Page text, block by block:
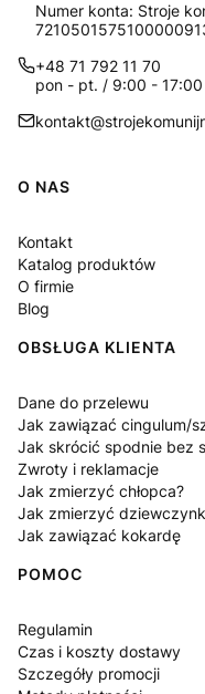
Numer konta: Stroje
+48 71 792 11 70
pon - pt. / 9:00 - 17:00
Linki w stopce
O NAS
Kontakt
Katalog produktów
O firmie
Blog
OBSŁUGA KLIENTA
Dane do przelewu
Jak zawiązać cingulum/
Jak skrócić spodnie bez
Zwroty i reklamacje
Jak zmierzyć chłopca?
Jak zmierzyć
Jak zawiązać kokardę
POMOC
Regulamin
Czas i koszty dostawy
Szczegóły promocji